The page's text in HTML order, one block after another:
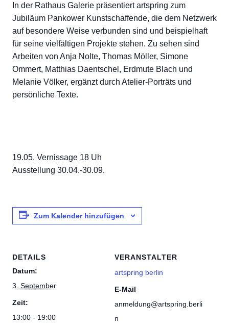
In der Rathaus Galerie präsentiert artspring zum
Jubiläum Pankower Kunstschaffende, die dem Netzwerk
auf besondere Weise verbunden sind und beispielhaft
für seine vielfältigen Projekte stehen. Zu sehen sind
Arbeiten von Anja Nolte, Thomas Möller, Simone
Ommert, Matthias Daentschel, Erdmute Blach und
Melanie Völker, ergänzt durch Atelier-Porträts und
persönliche Texte.
19.05. Vernissage 18 Uh
Ausstellung 30.04.-30.09.
Zum Kalender hinzufügen
DETAILS
Datum:
3. September
Zeit:
13:00 - 19:00
VERANSTALTER
artspring berlin
E-Mail
anmeldung@artspring.berli
n